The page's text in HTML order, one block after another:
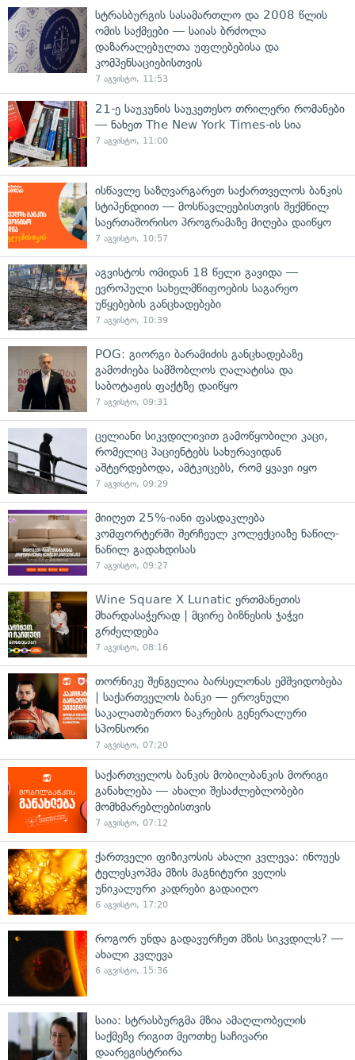
სტრასბურგის სასამართლო და 2008 წლის
ომის საქმეები — საიას ბრძოლა
დაზარალებულთა უფლებებისა და
კომპენსაციებისთვის
7 აგვისტო, 11:53
21-ე საუკუნის საუკეთესო თრილერი რომანები
— ნახეთ The New York Times-ის სია
7 აგვისტო, 11:00
ისწავლე საზღვარგარეთ საქართველოს ბანკის
სტიპენდიით — მოსწავლეებისთვის შექმნილ
საერთაშორისო პროგრამაზე მიღება დაიწყო
7 აგვისტო, 10:57
აგვისტოს ომიდან 18 წელი გავიდა —
ევროპული სახელმწიფოების საგარეო
უწყებების განცხადებები
7 აგვისტო, 10:39
POG: გიორგი ბარამიძის განცხადებაზე
გამოძიება სამშობლოს ღალატისა და
საბოტაჟის ფაქტზე დაიწყო
7 აგვისტო, 09:31
ცელიანი სიკვდილივით გამოწყობილი კაცი,
რომელიც პაციენტებს სახურავიდან
აშტერდებოდა, ამტკიცებს, რომ ყვავი იყო
7 აგვისტო, 09:29
მიიღეთ 25%-იანი ფასდაკლება
კომფორტერში შერჩეულ კოლექციაზე ნაწილ-
ნაწილ გადახდისას
7 აგვისტო, 09:27
Wine Square X Lunatic ერთმანეთის
მხარდასაჭერად | მცირე ბიზნესის ჯაჭვი
გრძელდება
7 აგვისტო, 08:16
თორნიკე შენგელია ბარსელონას ემშვიდობება
| საქართველოს ბანკი — ეროვნული
საკალათბურთო ნაკრების გენერალური
სპონსორი
7 აგვისტო, 07:20
საქართველოს ბანკის მობილბანკის მორიგი
განახლება — ახალი შესაძლებლობები
მომხმარებლებისთვის
7 აგვისტო, 07:12
ქართველი ფიზიკოსის ახალი კვლევა: ინოუეს
ტელესკოპმა მზის მაგნიტური ველის
უნიკალური კადრები გადაიღო
6 აგვისტო, 17:20
როგორ უნდა გადავურჩეთ მზის სიკვდილს? —
ახალი კვლევა
6 აგვისტო, 15:36
საია: სტრასბურგმა მზია ამაღლობელის
საქმეზე რიგით მეოთხე საჩივარი
დაარეგისტრირა